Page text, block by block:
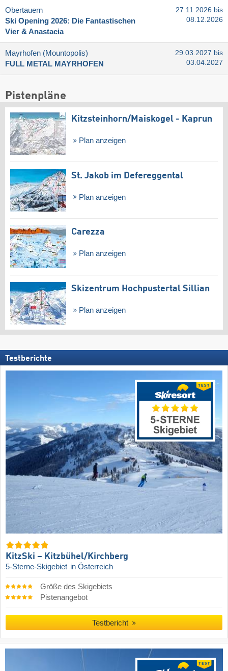
Obertauern
Ski Opening 2026: Die Fantastischen
Vier & Anastacia
27.11.2026 bis
08.12.2026
Mayrhofen (Mountopolis)
FULL METAL MAYRHOFEN
29.03.2027 bis
03.04.2027
Pistenpläne
Kitzsteinhorn/​Maiskogel - Kaprun
Plan anzeigen
St. Jakob im Defereggental
Plan anzeigen
Carezza
Plan anzeigen
Skizentrum Hochpustertal Sillian
Plan anzeigen
Testberichte
KitzSki – Kitzbühel/​Kirchberg
5-Sterne-Skigebiet in Österreich
Größe des Skigebiets
Pistenangebot
Testbericht